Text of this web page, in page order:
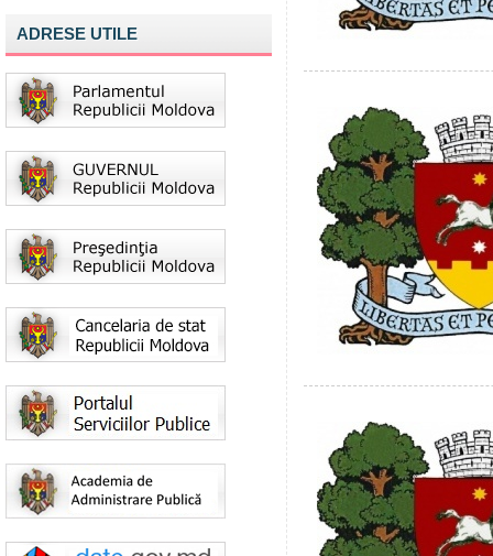
ADRESE UTILE